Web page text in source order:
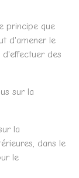
principe que
d'amener le
des
sur la
la
dans le
le